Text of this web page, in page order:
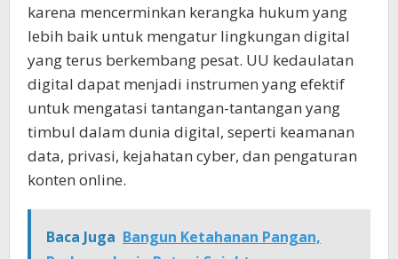
karena mencerminkan kerangka hukum yang
lebih baik untuk mengatur lingkungan digital
yang terus berkembang pesat. UU kedaulatan
digital dapat menjadi instrumen yang efektif
untuk mengatasi tantangan-tantangan yang
timbul dalam dunia digital, seperti keamanan
data, privasi, kejahatan cyber, dan pengaturan
konten online.
Baca Juga Bangun Ketahanan Pangan,